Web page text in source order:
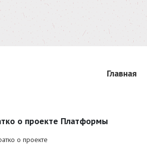
Главная
о проекте Платформы
о проекте